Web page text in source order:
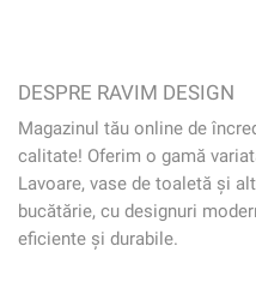
DESPRE RAVIM DESIGN
Magazinul tău online de
calitate! Oferim o gamă
Lavoare, vase de toaletă și
bucătărie, cu designuri
eficiente și durabile.